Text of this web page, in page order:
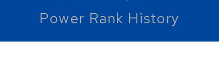
Power Rank History